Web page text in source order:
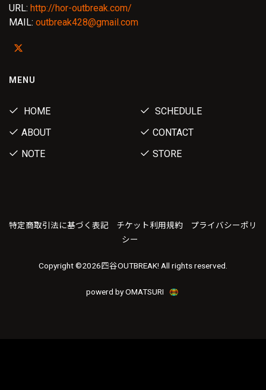
URL: http://hor-outbreak.com/
MAIL: outbreak428@gmail.com
MENU
HOME
SCHEDULE
ABOUT
CONTACT
NOTE
STORE
特定商取引法に基づく表記 チケット利用規約
プライバシーポリ
シー
Copyright ©2026四谷OUTBREAK! All rights reserved.
powerd by OMATSURI